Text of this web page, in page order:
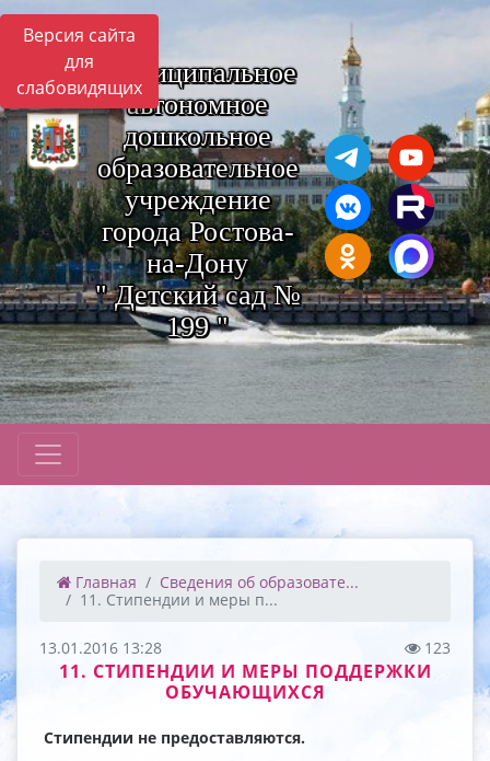
Версия сайта
для
слабовидящихМуниципальное
автономное
дошкольное
образовательное
учреждение
города Ростова-
на-Дону
" Детский сад №
199 "
Главная
Сведения об образовате...
11. Стипендии и меры п...
13.01.2016 13:28 123
11. СТИПЕНДИИ И МЕРЫ ПОДДЕРЖКИ
ОБУЧАЮЩИХСЯ
Стипендии не предоставляются.